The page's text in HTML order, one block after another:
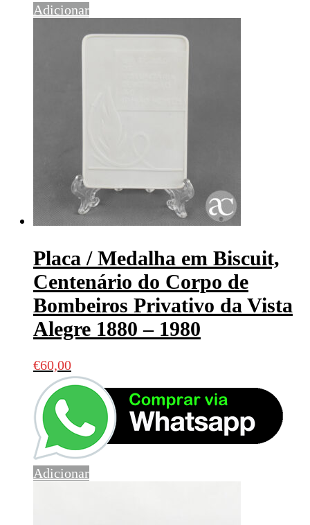
Adicionar
Placa / Medalha em Biscuit,
Centenário do Corpo de
Bombeiros Privativo da Vista
Alegre 1880 – 1980
€60,00
Adicionar